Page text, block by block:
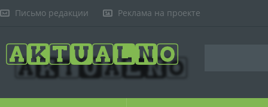
Письмо редакции Реклама на проекте